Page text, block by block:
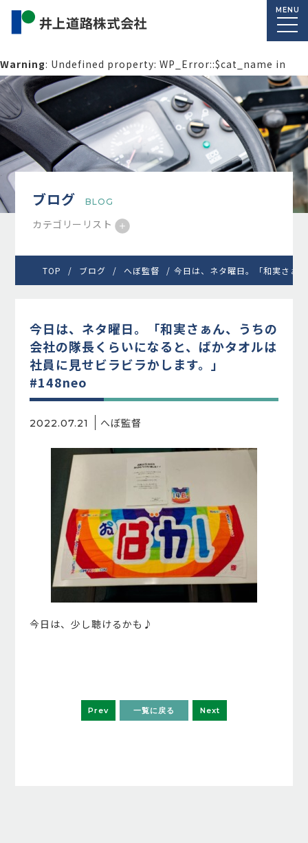
MENU
Warning: Undefined property: WP_Error::$cat_name in
/home/macolab2/inouedoro.co.jp/public_html/wp-
content/themes/inourdoro_theme_2024/single.phpon
line14
ブログ BLOG
カテゴリーリスト
TOP ブログ へぼ監督 今日は、ネタ曜日。「和実さぁ
今日は、ネタ曜日。「和実さぁん、うちの
会社の隊長くらいになると、ばかタオルは
社員に見せビラビラかします。」
#148neo
2022.07.21 へぼ監督
今日は、少し聴けるかも♪
Prev 一覧に戻る Next